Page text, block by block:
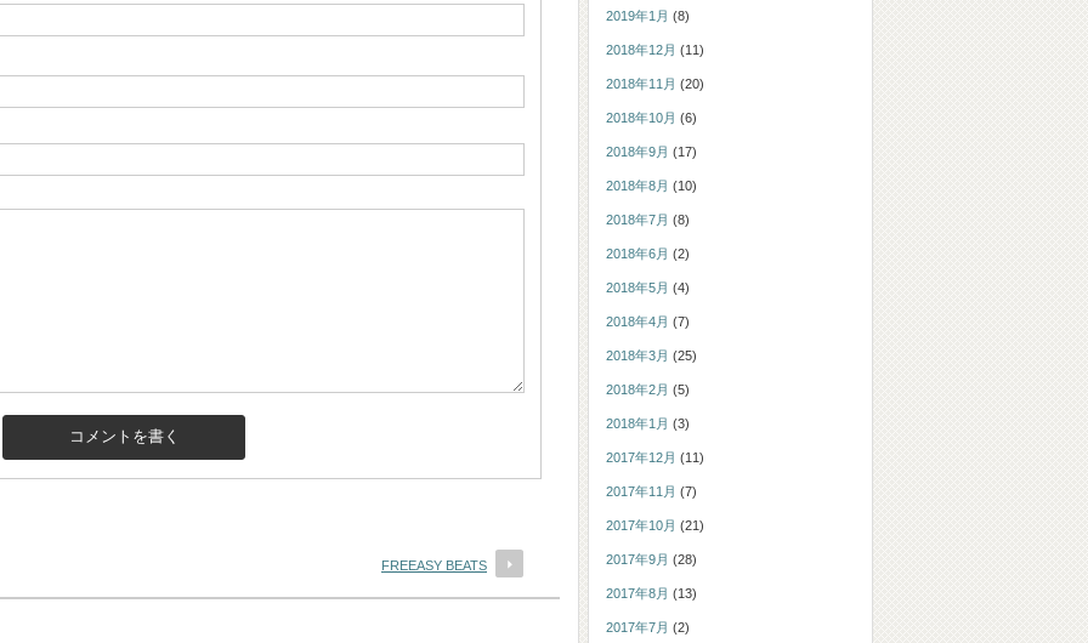
FREEASY BEATS
2019年1月 (8)
2018年12月 (11)
2018年11月 (20)
2018年10月 (6)
2018年9月 (17)
2018年8月 (10)
2018年7月 (8)
2018年6月 (2)
2018年5月 (4)
2018年4月 (7)
2018年3月 (25)
2018年2月 (5)
2018年1月 (3)
2017年12月 (11)
2017年11月 (7)
2017年10月 (21)
2017年9月 (28)
2017年8月 (13)
2017年7月 (2)